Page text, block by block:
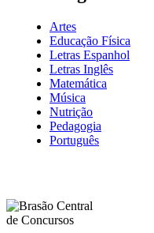
Artes
Educação Física
Letras Espanhol
Letras Inglês
Matemática
Música
Nutrição
Pedagogia
Português